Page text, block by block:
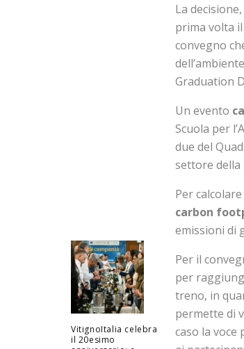
VitignoItalia celebra
il 20esimo
La
prima volta
convegno
Graduation
Un evento
Scuola per
due del
settore della
Per
carbon
emissioni di
Per il
per
treno, in
permette di
caso la